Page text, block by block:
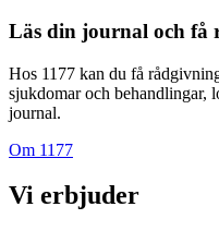
Läs din journal och få
Hos 1177 kan du få
sjukdomar och behandlingar,
journal.
Om 1177
Vi erbjuder